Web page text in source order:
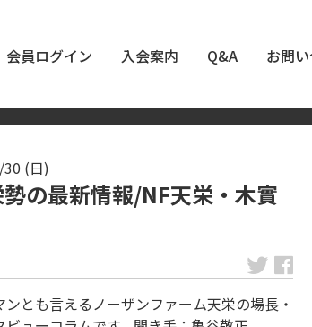
会員ログイン 入会案内 Q&A お問
(日)
の最新情報/NF天栄・木實
とも言えるノーザンファーム天栄の場長・